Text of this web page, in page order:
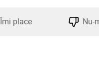
Îmi place Nu-